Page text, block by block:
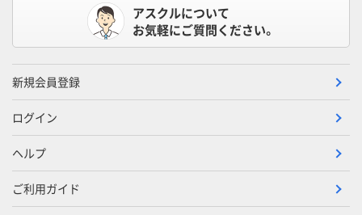
アスクルについて
お気軽にご質問ください。
新規会員登録
ログイン
ヘルプ
ご利用ガイド